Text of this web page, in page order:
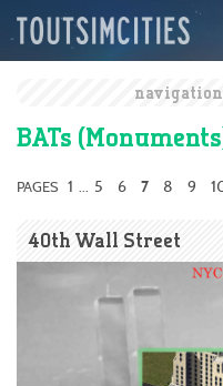
BATs
PAGES 1 ... 5 6 7 8 9
40th Wall Street